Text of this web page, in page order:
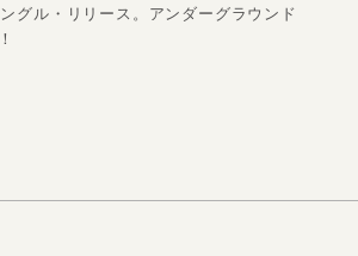
グル・リリース。アンダーグラウンド